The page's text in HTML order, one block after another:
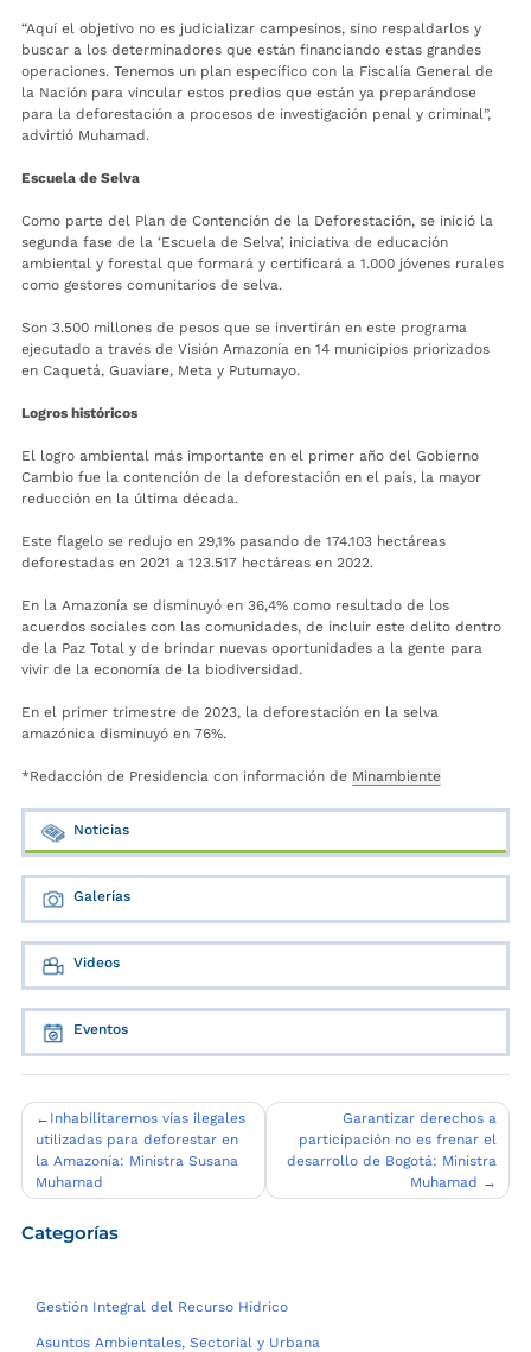
“Aquí el objetivo no es judicializar campesinos, sino respaldarlos y
buscar a los determinadores que están financiando estas grandes
operaciones. Tenemos un plan específico con la Fiscalía General de
la Nación para vincular estos predios que están ya preparándose
para la deforestación a procesos de investigación penal y criminal”,
advirtió Muhamad.
Escuela de Selva
Como parte del Plan de Contención de la Deforestación, se inició la
segunda fase de la ‘Escuela de Selva’, iniciativa de educación
ambiental y forestal que formará y certificará a 1.000 jóvenes rurales
como gestores comunitarios de selva.
Son 3.500 millones de pesos que se invertirán en este programa
ejecutado a través de Visión Amazonía en 14 municipios priorizados
en Caquetá, Guaviare, Meta y Putumayo.
Logros históricos
El logro ambiental más importante en el primer año del Gobierno
Cambio fue la contención de la deforestación en el país, la mayor
reducción en la última década.
Este flagelo se redujo en 29,1% pasando de 174.103 hectáreas
deforestadas en 2021 a 123.517 hectáreas en 2022.
En la Amazonía se disminuyó en 36,4% como resultado de los
acuerdos sociales con las comunidades, de incluir este delito dentro
de la Paz Total y de brindar nuevas oportunidades a la gente para
vivir de la economía de la biodiversidad.
En el primer trimestre de 2023, la deforestación en la selva
amazónica disminuyó en 76%.
*Redacción de Presidencia con información de Minambiente
Noticias
Galerías
Videos
Eventos
Navegación
de
entradas
Inhabilitaremos vías ilegales
utilizadas para deforestar en
la Amazonía: Ministra Susana
Muhamad
Garantizar derechos a
participación no es frenar el
desarrollo de Bogotá: Ministra
Muhamad
Categorías
Gestión Integral del Recurso Hídrico
Asuntos Ambientales, Sectorial y Urbana